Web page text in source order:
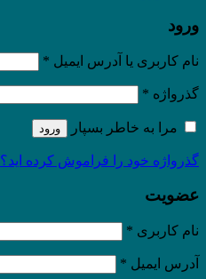
ورود
نام کاربری یا آدرس ایمیل *
گذرواژه *
مرا به خاطر بسپار ورود
گذرواژه خود را فراموش کرده اید؟
عضویت
نام کاربری *
آدرس ایمیل *